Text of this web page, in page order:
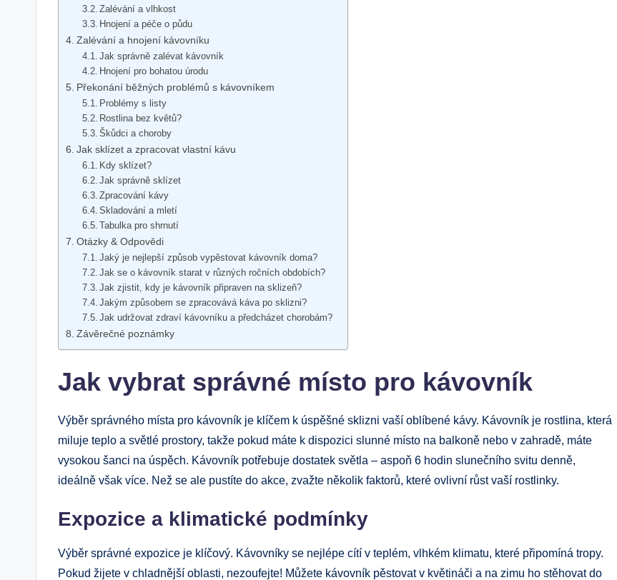
Zalévání a vlhkost
Hnojení ⁢a péče o půdu
Zalévání a⁢ hnojení ⁣kávovníku
Jak správně ‍zalévat kávovník
Hnojení ‍pro bohatou úrodu
Překonání běžných ​problémů s ⁣kávovníkem
Problémy s listy
Rostlina bez květů?
Škůdci ⁤a choroby
Jak‌ sklízet a zpracovat ⁣vlastní kávu
Kdy sklízet?
Jak správně⁤ sklízet
Zpracování kávy
Skladování a mletí
Tabulka pro⁢ shrnutí
Otázky ⁤& Odpovědi
Jaký je nejlepší⁤ způsob vypěstovat kávovník doma?
Jak se o kávovník starat v různých ročních ⁣obdobích?
Jak zjistit, kdy je ⁤kávovník připraven na sklizeň?
Jakým způsobem se‌ zpracovává káva po sklizni?
Jak udržovat zdraví kávovníku a předcházet chorobám?
Závěrečné poznámky
Jak vybrat správné místo pro kávovník
Výběr správného‍ místa pro kávovník je klíčem k úspěšné sklizni‍ vaší‍ oblíbené⁤ kávy. Kávovník je rostlina, ‌která
miluje teplo ⁢a světlé prostory, ⁤takže‌ pokud máte k ​dispozici​ slunné místo na balkoně ‍nebo ‌v zahradě, máte
vysokou šanci na úspěch. Kávovník potřebuje dostatek ⁣světla – aspoň 6​ hodin slunečního‍ svitu denně,
ideálně však ⁣více. Než se ale pustíte ⁤do ‌akce, zvažte několik faktorů,⁢ které ‍ovlivní růst vaší rostlinky.
Expozice⁢ a klimatické podmínky
Výběr ⁢správné expozice je klíčový. Kávovníky se‌ nejlépe cítí v ‍teplém, vlhkém klimatu, které připomíná tropy.
⁣Pokud žijete v chladnější oblasti, nezoufejte! Můžete kávovník pěstovat v květináči a na zimu ho stěhovat do